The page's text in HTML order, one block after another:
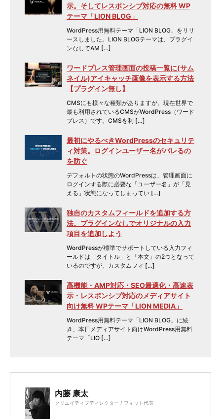
示。そしてレスポンシブ対応の無料 WP
テーマ「LION BLOG」
WordPress用無料テーマ「LION BLOG」をリリ
ースしました。LION BLOGテーマは、プラグイ
ンなしでAM […]
ワードプレス管理画面の投稿一覧に(サム
ネイル)アイキャッチ画像を表示する方法
【プラグイン無し】
CMSにも様々な種類がありますが、現在世界で
最も利用されているCMSがWordPress（ワード
プレス）です。CMSを利 […]
最初にやるべきWordPressのセキュリテ
ィ対策。ログインユーザー名がバレるの
を防ぐ
デフォルトの状態のWordPressは、管理画面に
ログインする際に必要な「ユーザー名」が「見
える」状態になってしまってい […]
独自のカスタムフィールドを追加する方
法。プラグインなしでオリジナルの入力
項目を追加しよう
WordPressが標準でサポートしている入力フィ
ールドは「タイトル」と「本文」の2つとなって
いるのですが、カスタムフィ […]
高機能・AMP対応・SEO最適化・高速表
示・レスポンシブ対応のメディアサイト
向け無料 WPテーマ「LION MEDIA」
WordPress用無料テーマ「LION BLOG」に続
き、本日メディアサイト向けWordPress用無料
テーマ「LIO […]
内藤 康太
クリエイティブディレクター / フィット代表